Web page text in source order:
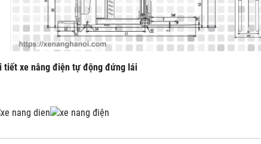
tiết xe nâng điện tự động đứng lái